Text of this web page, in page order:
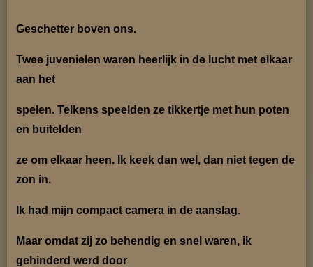
Geschetter boven ons.
Twee juvenielen waren heerlijk in de lucht met elkaar
aan het
spelen. Telkens speelden ze tikkertje met hun poten
en buitelden
ze om elkaar heen. Ik keek dan wel, dan niet tegen de
zon in.
Ik had mijn compact camera in de aanslag.
Maar omdat zij zo behendig en snel waren, ik
gehinderd werd door